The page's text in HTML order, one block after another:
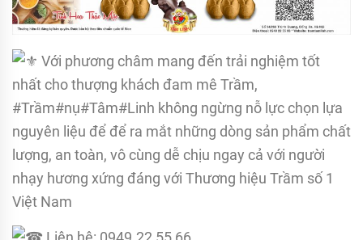
Với phương châm mang đến trải nghiệm tốt
nhất cho thượng khách đam mê Trầm,
#Trầm#nụ#Tâm#Linh không ngừng nỗ lực chọn lựa
nguyên liệu để để ra mắt những dòng sản phẩm chất
lượng, an toàn, vô cùng dễ chịu ngay cả với người
nhạy hương xứng đáng với Thương hiệu Trầm số 1
Việt Nam